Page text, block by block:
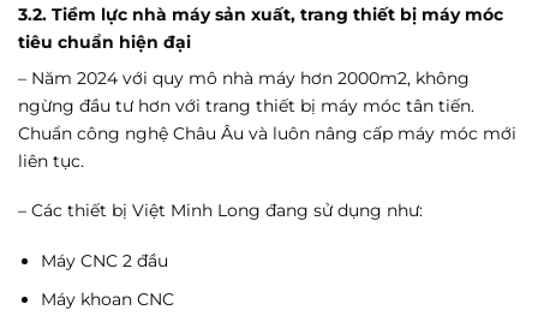
3.2. Tiềm lực nhà máy sản xuất, trang thiết bị máy móc
tiêu chuẩn hiện đại
– Năm 2024 với quy mô nhà máy hơn 2000m2, không
ngừng đầu tư hơn với trang thiết bị máy móc tân tiến.
Chuẩn công nghệ Châu Âu và luôn nâng cấp máy móc mới
liên tục.
– Các thiết bị Việt Minh Long đang sử dụng như:
Máy CNC 2 đầu
Máy khoan CNC